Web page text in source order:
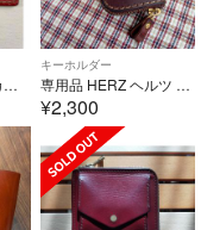
本革 名刺入れ カードケース 定期入れ
キーホルダー
専用品 HERZ ヘルツ ラウンドファスナーキーケース • 4連 (KE−1)
¥2,300